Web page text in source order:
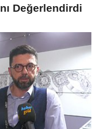
Değerlendirdi